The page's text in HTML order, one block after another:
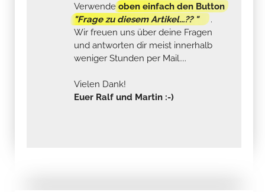
Verwendeoben einfach den Button
"Frage zu diesem Artikel...?? "
.
Wir freuen uns über deine Fragen
und antworten dir meist innerhalb
weniger Stunden per Mail....
Vielen Dank!
Euer Ralf und Martin :-)